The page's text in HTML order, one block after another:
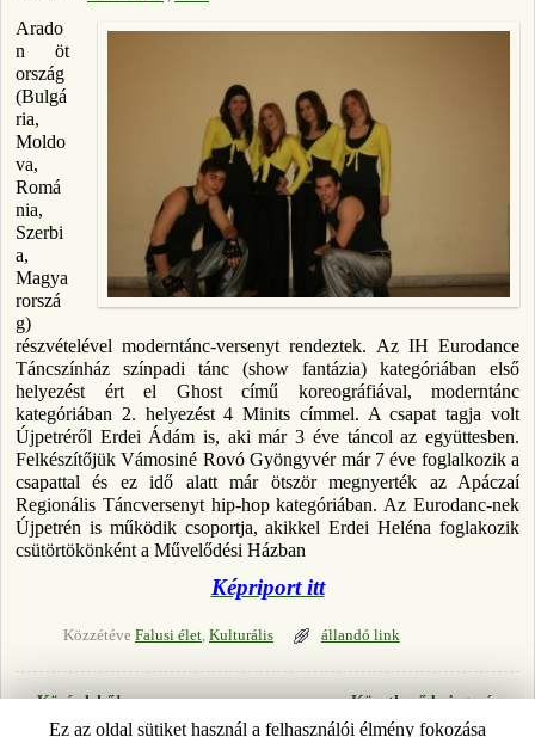
Arado
n öt
ország
(Bulgá
ria,
Moldo
va,
Romá
nia,
Szerbi
a,
Magya
rorszá
g)
részvételével moderntánc-versenyt rendeztek. Az IH Eurodance
Táncszínház színpadi tánc (show fantázia) kategóriában első
helyezést ért el Ghost című koreográfiával, moderntánc
kategóriában 2. helyezést 4 Minits címmel. A csapat tagja volt
Újpetréről Erdei Ádám is, aki már 3 éve táncol az együttesben.
Felkészítőjük Vámosiné Rovó Gyöngyvér már 7 éve foglalkozik a
csapattal és ez idő alatt már ötször megnyerték az Apáczaí
Regionális Táncversenyt hip-hop kategóriában. Az Eurodanc-nek
Újpetrén is működik csoportja, akikkel Erdei Heléna foglakozik
csütörtökönként a Művelődési Házban
Képriport itt
Közzétéve Falusi élet, Kulturális állandó link
Bejegyzés navigáció
←Közérdekű! Következő bejegyzés→
Ez az oldal sütiket használ a felhasználói élmény fokozása